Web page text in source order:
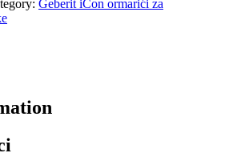
Geberit iCon ormarići za